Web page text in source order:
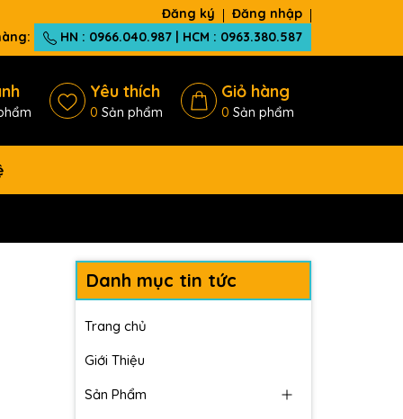
Đăng ký
Đăng nhập
HN : 0966.040.987 | HCM : 0963.380.587
Yêu thích
0 Sản phẩm
Giỏ hàng
0 Sản phẩm
Danh mục tin tức
Trang chủ
Giới Thiệu
Sản Phẩm